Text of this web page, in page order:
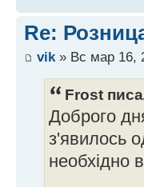
Re:
vik » Вс мар 16,
Frost
Доброго
з'явилось
необхідно